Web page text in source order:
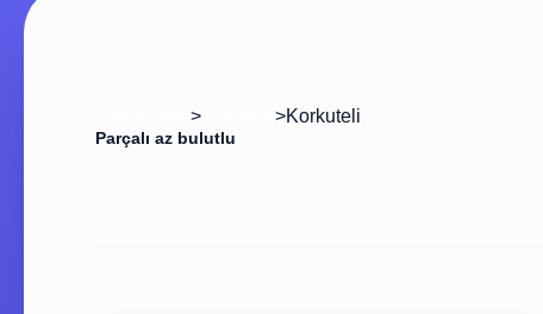
> >Korkuteli
Parçalı az bulutlu